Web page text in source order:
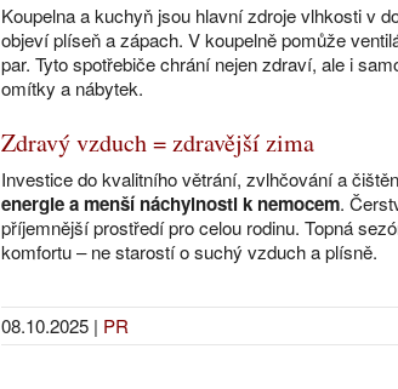
Koupelna a kuchyň jsou hlavní zdroje vlhkosti v
objeví plíseň a zápach. V koupelně pomůže
par. Tyto spotřebiče chrání nejen zdraví, ale i
omítky a nábytek.
Zdravý vzduch = zdravější zima
Investice do kvalitního větrání, zvlhčování a
energie a menší náchylnosti k nemocem.
příjemnější prostředí pro celou rodinu. Topná
komfortu – ne starostí o suchý vzduch a plísně.
08.10.2025 | PR